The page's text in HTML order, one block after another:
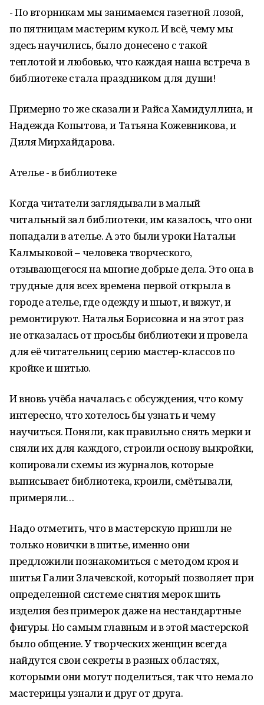
- По вторникам мы занимаемся газетной лозой,
по пятницам мастерим кукол. И всё, чему мы
здесь научились, было донесено с такой
теплотой и любовью, что каждая наша встреча в
библиотеке стала праздником для души!
Примерно то же сказали и Райса Хамидуллина, и
Надежда Копытова, и Татьяна Кожевникова, и
Диля Мирхайдарова.
Ателье - в библиотеке
Когда читатели заглядывали в малый
читальный зал библиотеки, им казалось, что они
попадали в ателье. А это были уроки Натальи
Калмыковой – человека творческого,
отзывающегося на многие добрые дела. Это она в
трудные для всех времена первой открыла в
городе ателье, где одежду и шьют, и вяжут, и
ремонтируют. Наталья Борисовна и на этот раз
не отказалась от просьбы библиотеки и провела
для её читательниц серию мастер-классов по
кройке и шитью.
И вновь учёба началась с обсуждения, что кому
интересно, что хотелось бы узнать и чему
научиться. Поняли, как правильно снять мерки и
сняли их для каждого, строили основу выкройки,
копировали схемы из журналов, которые
выписывает библиотека, кроили, смётывали,
примеряли…
Надо отметить, что в мастерскую пришли не
только новички в шитье, именно они
предложили познакомиться с методом кроя и
шитья Галии Злачевской, который позволяет при
определенной системе снятия мерок шить
изделия без примерок даже на нестандартные
фигуры. Но самым главным и в этой мастерской
было общение. У творческих женщин всегда
найдутся свои секреты в разных областях,
которыми они могут поделиться, так что немало
мастерицы узнали и друг от друга.